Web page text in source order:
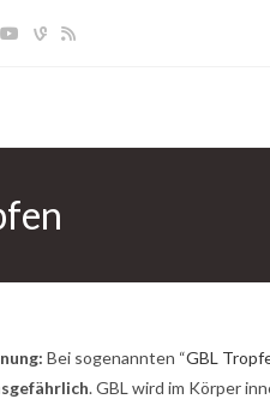
Bei sogenannten “GBL
. GBL wird im Körper